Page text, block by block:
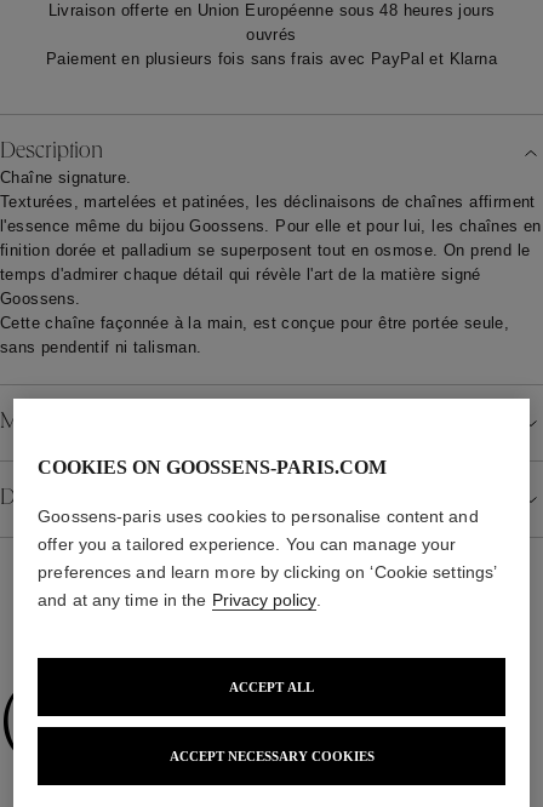
Livraison offerte en Union Européenne sous 48 heures jours
ouvrés
Paiement en plusieurs fois sans frais avec PayPal et Klarna
Description
Chaîne signature.
Texturées, martelées et patinées, les déclinaisons de chaînes affirment
l'essence même du bijou Goossens. Pour elle et pour lui, les chaînes en
finition dorée et palladium se superposent tout en osmose. On prend le
temps d'admirer chaque détail qui révèle l'art de la matière signé
Goossens.
Cette chaîne façonnée à la main, est conçue pour être portée seule,
sans pendentif ni talisman.
Matériau
Détails
Collections
COOKIES ON GOOSSENS-PARIS.COM
Goossens-paris uses cookies to personalise content and
offer you a tailored experience. You can manage your
preferences and learn more by clicking on ‘Cookie settings’
and at any time in the Privacy policy.
ACCEPT NECESSARY COOKIES
ACCEPT ALL